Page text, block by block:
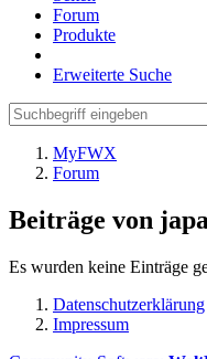
Forum
Produkte
Erweiterte Suche
MyFWX
Forum
Beiträge von
Es wurden keine Einträge
Datenschutzerklärung
Impressum